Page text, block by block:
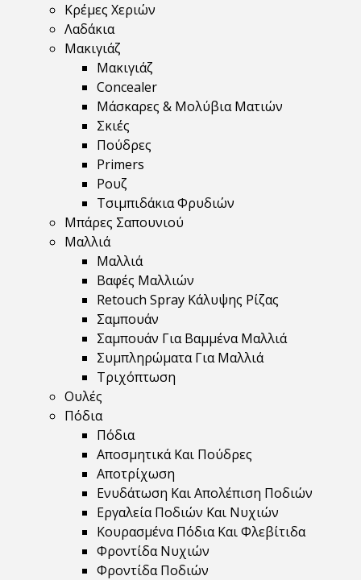
Κρέμες Χεριών
Λαδάκια
Μακιγιάζ
Μακιγιάζ
Concealer
Μάσκαρες & Μολύβια Ματιών
Σκιές
Πούδρες
Primers
Ρουζ
Τσιμπιδάκια Φρυδιών
Μπάρες Σαπουνιού
Μαλλιά
Μαλλιά
Βαφές Μαλλιών
Retouch Spray Κάλυψης Ρίζας
Σαμπουάν
Σαμπουάν Για Βαμμένα Μαλλιά
Συμπληρώματα Για Μαλλιά
Τριχόπτωση
Ουλές
Πόδια
Πόδια
Αποσμητικά Και Πούδρες
Αποτρίχωση
Ενυδάτωση Και Απολέπιση Ποδιών
Εργαλεία Ποδιών Και Νυχιών
Κουρασμένα Πόδια Και Φλεβίτιδα
Φροντίδα Νυχιών
Φροντίδα Ποδιών